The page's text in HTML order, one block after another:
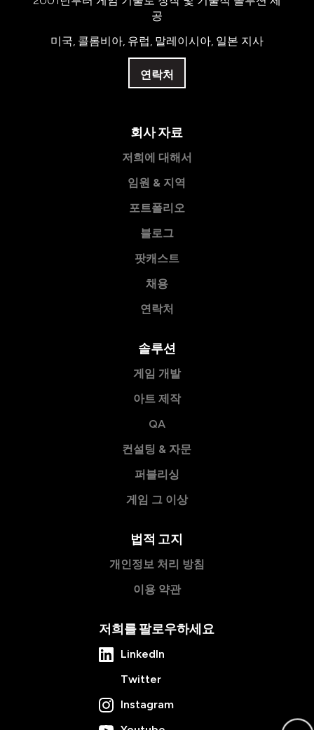
공
미국, 콜롬비아, 유럽, 말레이시아, 일본 지사
연락처
회사 자료
저희에 대해서
임원 & 지역
포트폴리오
블로그
팟캐스트
채용
연락처
솔루션
게임 개발
아트 제작
QA
컨설팅 & 자문
퍼블리싱
게임 그 이상
법적 고지
개인정보 처리 방침
이용 약관
저희를 팔로우하세요
LinkedIn
Twitter
Instagram